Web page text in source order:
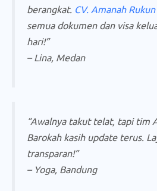
berangkat. CV. Amanah
semua dokumen dan visa
hari!”
– Lina, Medan
“Awalnya takut telat, tapi tim
Barokah kasih update terus.
transparan!”
– Yoga, Bandung